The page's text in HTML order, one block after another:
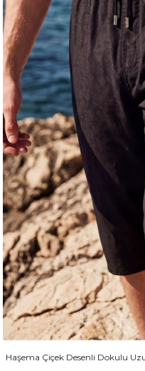
Haşema Çiçek Desenli Dokulu